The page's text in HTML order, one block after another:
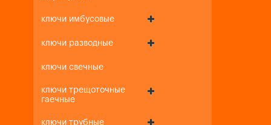
ключи имбусовые
ключи разводные
ключи свечные
ключи трещоточные
гаечные
ключи трубные